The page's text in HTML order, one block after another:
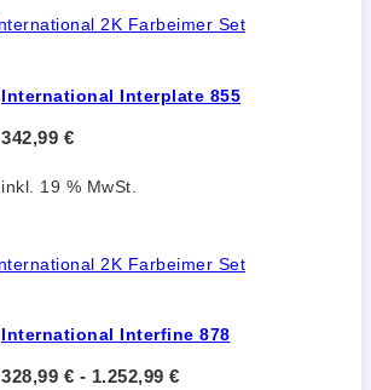
International Interplate 855
342,99 €
inkl. 19 % MwSt.
International Interfine 878
328,99 € - 1.252,99 €